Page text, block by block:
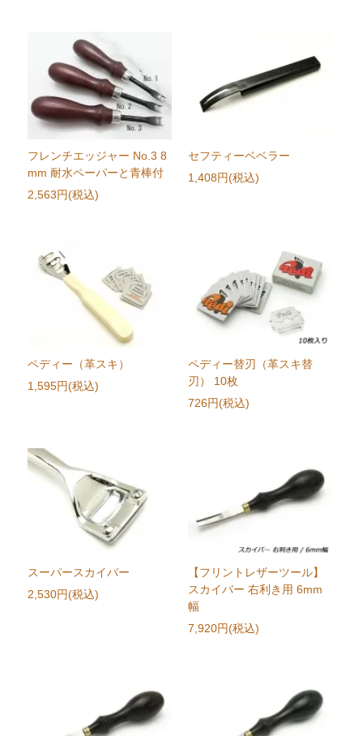
フレンチエッジャー No.3 8
mm 耐水ペーパーと青棒付
2,563円(税込)
セフティーベベラー
1,408円(税込)
ペディー（革スキ）
1,595円(税込)
ペディー替刃（革スキ替
刃） 10枚
726円(税込)
スーパースカイバー
2,530円(税込)
【フリントレザーツール】
スカイバー 右利き用 6mm
幅
7,920円(税込)